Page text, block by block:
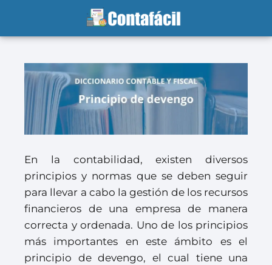
En la contabilidad, existen diversos
principios y normas que se deben seguir
para llevar a cabo la gestión de los recursos
financieros de una empresa de manera
correcta y ordenada. Uno de los principios
más importantes en este ámbito es el
principio de devengo, el cual tiene una